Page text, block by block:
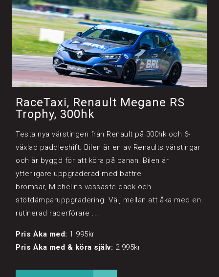
RaceTaxi, Renault Megane RS
Trophy, 300hk
Testa nya värstingen från Renault på 300hk och 6-
växlad paddleshift. Bilen är en av Renaults värstingar
och är byggd för att köra på banan. Bilen är
ytterligare uppgraderad med bättre
bromsar, Michelins vassaste däck och
stötdämparuppgradering. Välj mellan att åka med en
rutinerad racerförare ...
Pris Åka med: 1 995kr
Pris Åka med & köra själv: 2 995kr